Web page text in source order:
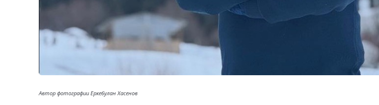
Автор фотографии Еркебулан Хасенов